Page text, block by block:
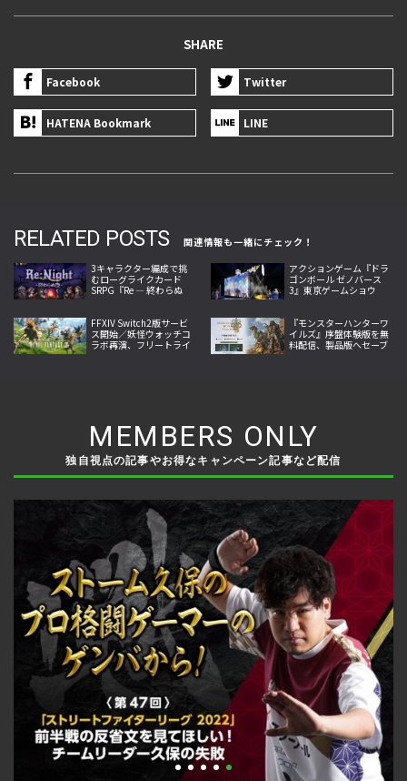
SHARE
Facebook Twitter
HATENA Bookmark LINE
RELATED POSTS
関連情報も一緒にチェック！
3キャラクター編成で挑
むローグライクカード
SRPG『Re ― 終わらぬ
アクションゲーム『ドラ
ゴンボール ゼノバース
3』東京ゲームショウ
FFXIV Switch2版サービ
ス開始／妖怪ウォッチコ
ラボ再演、フリートライ
『モンスターハンターワ
イルズ』序盤体験版を無
料配信、製品版へセーブ
MEMBERS ONLY
独自視点の記事やお得なキャンペーン記事など配信